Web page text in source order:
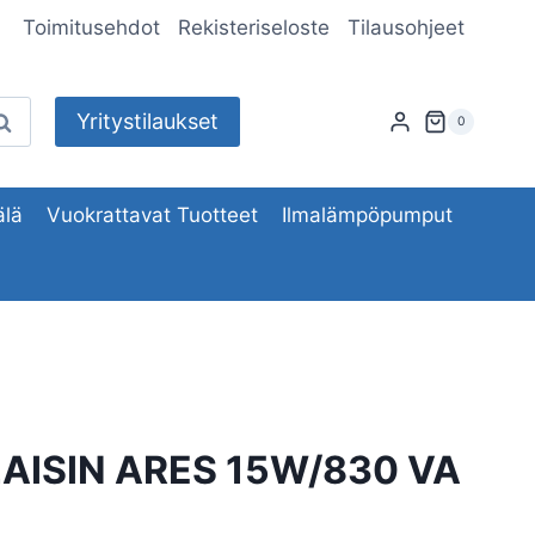
Toimitusehdot Rekisteriseloste Tilausohjeet
Yritystilaukset 0
Vuokrattavat Tuotteet Ilmalämpöpumput
ARES 15W/830 VA